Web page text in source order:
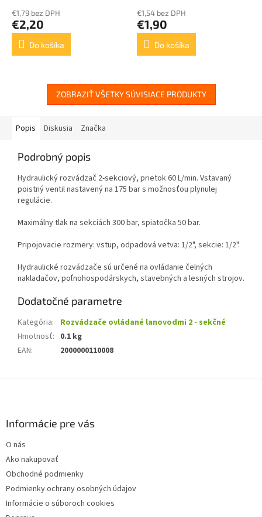
€1,79 bez DPH
€2,20
Do košíka
€1,54 bez DPH
€1,90
Do košíka
ZOBRAZIŤ VŠETKY SÚVISIACE PRODUKTY
Popis Diskusia Značka
Podrobný popis
Hydraulický rozvádzač 2-sekciový, prietok 60 L/min. Vstavaný
poistný ventil nastavený na 175 bar s možnosťou plynulej
regulácie.
Maximálny tlak na sekciách 300 bar, spiatočka 50 bar.
Pripojovacie rozmery: vstup, odpadová vetva: 1/2", sekcie: 1/2".
Hydraulické rozvádzače sú určené na ovládanie čelných
nakladačov, poľnohospodárskych, stavebných a lesných strojov.
Dodatočné parametre
Kategória:
Rozvádzače ovládané lanovodmi 2 - sekčné
Hmotnosť: 0.1 kg
EAN: 2000000110008
Informácie pre vás
O nás
Ako nakupovať
Obchodné podmienky
Podmienky ochrany osobných údajov
Informácie o súboroch cookies